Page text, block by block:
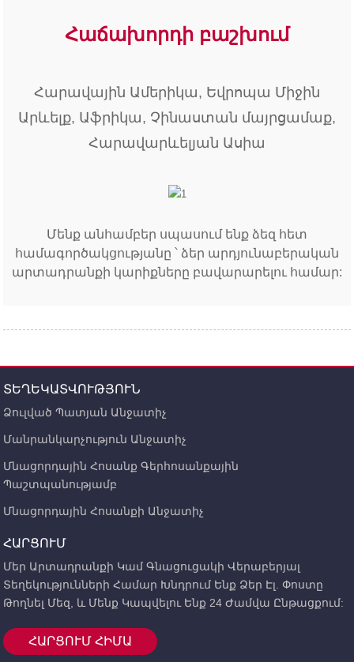
Հաճախորդի բաշխում
Հարավային Ամերիկա, Եվրոպա Միջին
Արևելք, Աֆրիկա, Չինաստան մայրցամաք,
Հարավարևելյան Ասիա
Մենք անհամբեր սպասում ենք ձեզ հետ
համագործակցությանը ՝ ձեր արդյունաբերական
արտադրանքի կարիքները բավարարելու համար:
ՏԵՂԵԿԱՏՎՈՒԹՅՈՒՆ
Ձուլված Պատյան Անջատիչ
Մանրանկարչություն Անջատիչ
Մնացորդային Հոսանք Գերհոսանքային
Պաշտպանությամբ
Մնացորդային Հոսանքի Անջատիչ
ՀԱՐՑՈՒՄ
Մեր Արտադրանքի Կամ Գնացուցակի Վերաբերյալ
Տեղեկությունների Համար Խնդրում Ենք Ձեր Էլ. Փոստը
Թողնել Մեզ, ԵՒ Մենք Կապվելու Ենք 24 Ժամվա Ընթացքում:
ՀԱՐՑՈՒՄ ՀԻՄԱ